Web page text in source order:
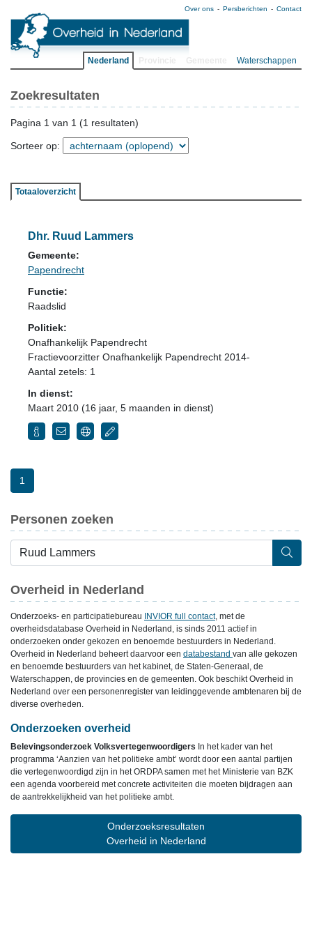
Over ons Persberichten Contact
Nederland Waterschappen
Zoekresultaten
Pagina 1 van 1 (1 resultaten)
Sorteer op:
Totaaloverzicht
Dhr. Ruud Lammers
Gemeente:
Papendrecht
Functie:
Raadslid
Politiek:
Onafhankelijk Papendrecht
Fractievoorzitter Onafhankelijk Papendrecht 2014-
Aantal zetels: 1
In dienst:
Maart 2010 (16 jaar, 5 maanden in dienst)
1
Personen zoeken
Overheid in Nederland
Onderzoeks- en participatiebureau INVIOR full contact, met de
overheidsdatabase Overheid in Nederland, is sinds 2011 actief in
onderzoeken onder gekozen en benoemde bestuurders in Nederland.
Overheid in Nederland beheert daarvoor een databestand van alle gekozen
en benoemde bestuurders van het kabinet, de Staten-Generaal, de
Waterschappen, de provincies en de gemeenten. Ook beschikt Overheid in
Nederland over een personenregister van leidinggevende ambtenaren bij de
diverse overheden.
Onderzoeken overheid
Belevingsonderzoek Volksvertegenwoordigers In het kader van het
programma ‘Aanzien van het politieke ambt’ wordt door een aantal partijen
die vertegenwoordigd zijn in het ORDPA samen met het Ministerie van BZK
een agenda voorbereid met concrete activiteiten die moeten bijdragen aan
de aantrekkelijkheid van het politieke ambt.
Onderzoeksresultaten
Overheid in Nederland